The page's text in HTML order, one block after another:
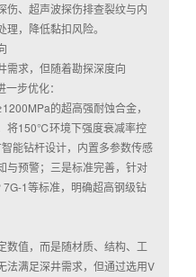
伤、超声波探伤排查裂纹与内
，降低黏扣风险。
需求，但随着勘探深度向
步优化：
的超高强耐蚀合金，
将150℃环境下强度衰减率控
能钻杆设计，内置多参数传感
与预警；三是标准完善，针对
1等标准，明确超高钢级钻
数值，而是随材质、结构、工
法满足深井需求，但通过选用V